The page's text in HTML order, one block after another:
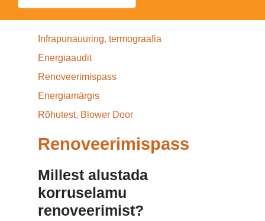
Infrapunauuring, termograafia
Energiaaudit
Renoveerimispass
Energiamärgis
Rõhutest, Blower Door
Renoveerimispass
Millest alustada
korruselamu
renoveerimist?